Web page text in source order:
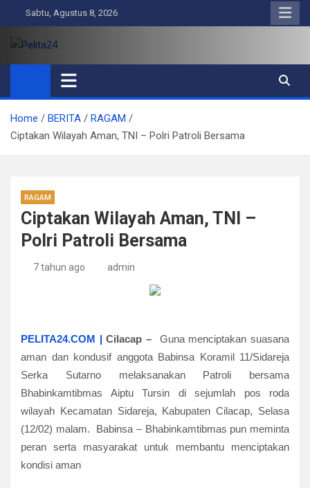
to
content
Sabtu, Agustus 8, 2026
Pelita24
Aktual, Mendalam dan Terpercaya
Home BERITA
RAGAM
Ciptakan Wilayah Aman, TNI – Polri Patroli Bersama
RAGAM
Ciptakan Wilayah Aman, TNI –
Polri Patroli Bersama
7 tahun ago admin
PELITA24.COM | Cilacap –
Guna menciptakan suasana
aman dan kondusif anggota Babinsa Koramil 11/Sidareja
Serka Sutarno melaksanakan Patroli bersama
Bhabinkamtibmas Aiptu Tursin di sejumlah pos roda
wilayah Kecamatan Sidareja, Kabupaten Cilacap, Selasa
(12/02) malam. Babinsa – Bhabinkamtibmas pun meminta
peran serta masyarakat untuk membantu menciptakan
kondisi aman